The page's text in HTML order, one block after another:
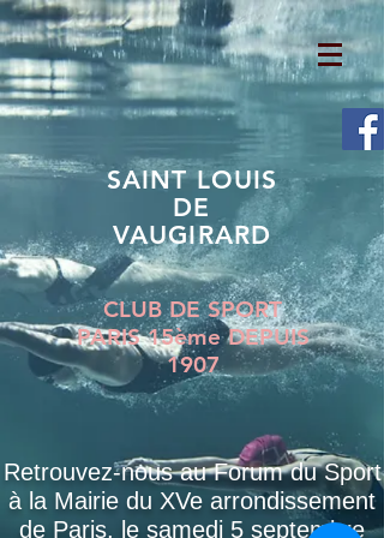
SAINT LOUIS
DE
VAUGIRARD
CLUB DE SPORT
PARIS 15ème DEPUIS
1907
Retrouvez-nous au Forum du Sport
à la Mairie du XVe arrondissement
de Paris, le samedi 5 septembre